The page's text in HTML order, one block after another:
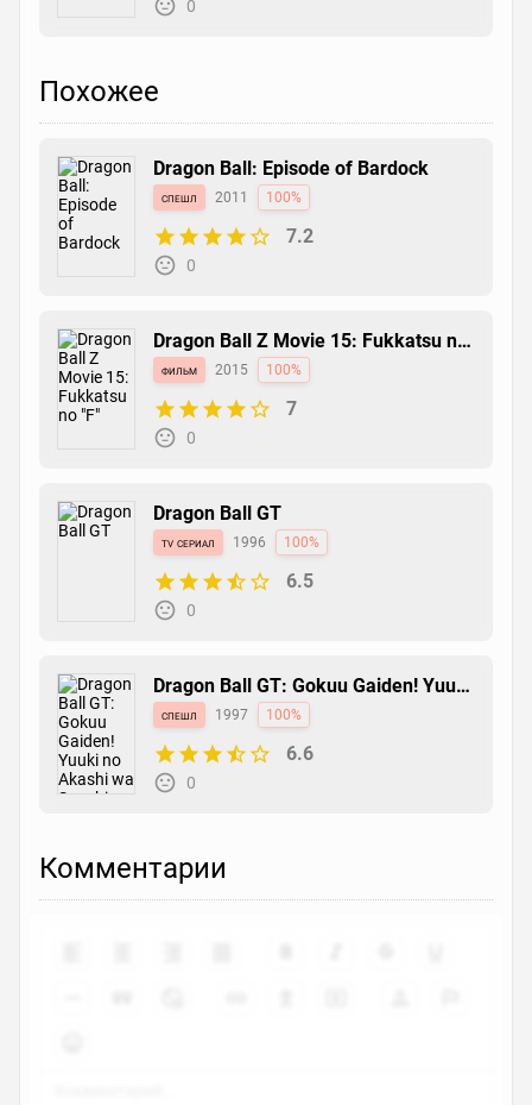
0
Похожее
Dragon Ball: Episode of Bardock
спешл 2011 100%
7.2
0
Dragon Ball Z Movie 15: Fukkatsu no
"F"
фильм 2015 100%
7
0
Dragon Ball GT
tv сериал 1996 100%
6.5
0
Dragon Ball GT: Gokuu Gaiden! Yuuki
no Akashi wa Suushinchuu
спешл 1997 100%
6.6
0
Комментарии